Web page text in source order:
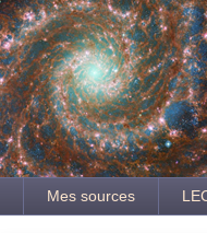
Mes sources